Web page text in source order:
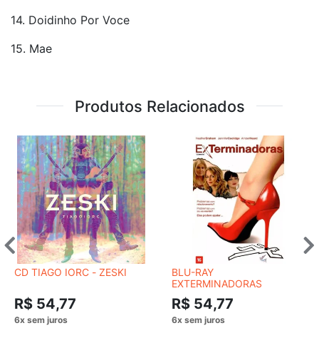
14. Doidinho Por Voce
15. Mae
Produtos Relacionados
CD TIAGO IORC - ZESKI
R$ 54,77
BLU-RAY
EXTERMINADORAS
R$ 54,77